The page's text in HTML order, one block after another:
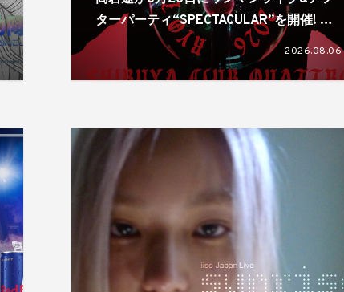
ターパーティ“SPECTACULAR”を開催! リ
リースも続々!
2026.08.06